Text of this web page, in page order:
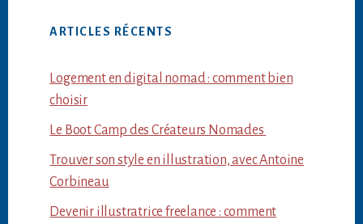
ARTICLES RÉCENTS
Logement en digital nomad : comment bien
choisir
Le Boot Camp des Créateurs Nomades
Trouver son style en illustration, avec Antoine
Corbineau
Devenir illustratrice freelance : comment